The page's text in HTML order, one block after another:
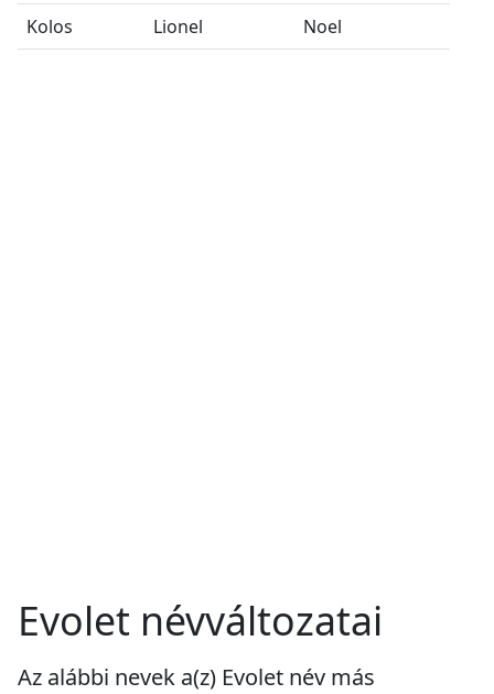
Kolos Lionel Noel
Evolet névváltozatai
Az alábbi nevek a(z) Evolet név más